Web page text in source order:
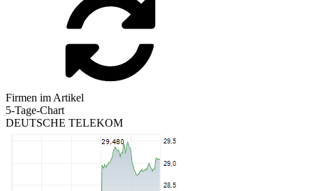
Firmen im Artikel
5-Tage-Chart
DEUTSCHE TELEKOM